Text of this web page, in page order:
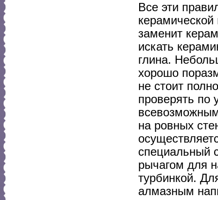
Все эти
керамической
заменит
искать
глина.
хорошо
не стоит
проверять по
на ровных
специальный
рычагом для
турбинкой.
алмазным